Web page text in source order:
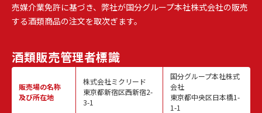
売媒介業免許に基づき、弊社が国分グループ本社株式会社の販売
する酒類商品の注文を取次ぎます。
酒類販売管理者標識
販売場の名称
及び所在地
株式会社ミクリード
東京都新宿区西新宿2-
3-1
国分グループ本社株式
会社
東京都中央区日本橋1-
1-1